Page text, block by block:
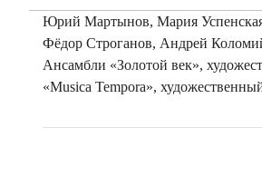
Юрий Мартынов, Мария
Фёдор Строганов, Андрей
Ансамбли «Золотой век»,
«Musica Tempora»,